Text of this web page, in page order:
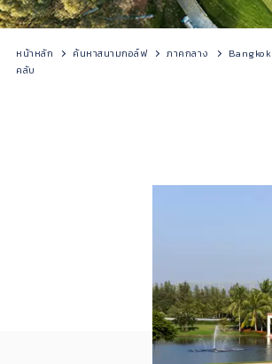
หน้าหลัก ค้นหาสนามกอล์ฟ ภาคกลาง Bangkok
คลับ